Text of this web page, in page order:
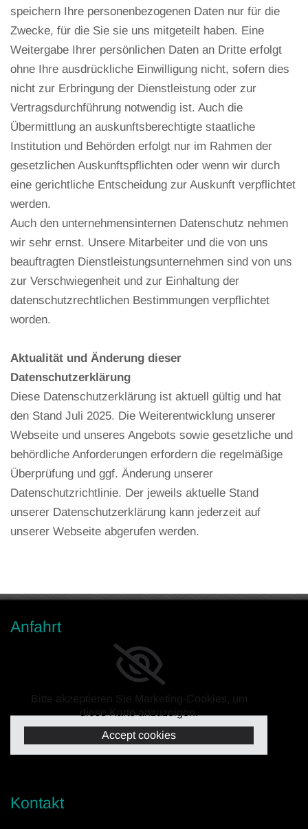
speichern Ihre personenbezogenen Daten nur für die
Zwecke, für die Sie sie uns mitgeteilt haben. Eine
Weitergabe Ihrer persönlichen Daten an Dritte erfolgt
ohne Ihre ausdrückliche Einwilligung nicht, sofern dies
nicht zur Erbringung der Dienstleistung oder zur
Vertragsdurchführung notwendig ist. Auch die
Übermittlung an auskunftsberechtigte staatliche
Institution und Behörden erfolgt nur im Rahmen der
gesetzlichen Auskunftspflichten oder wenn wir durch
eine gerichtliche Entscheidung zur Auskunft verpflichtet
werden.
Auch den unternehmensinternen Datenschutz nehmen
wir sehr ernst. Unsere Mitarbeiter und die von uns
beauftragten Dienstleistungsunternehmen sind von uns
zur Verschwiegenheit und zur Einhaltung der
datenschutzrechtlichen Bestimmungen verpflichtet
worden.
Aktualität und Änderung dieser
Datenschutzerklärung
Diese Datenschutzerklärung ist aktuell gültig und hat
den Stand Juli 2025. Die Weiterentwicklung unserer
Webseite und unseres Angebots sowie gesetzliche und
behördliche Anforderungen erfordern die regelmäßige
Überprüfung und ggf. Änderung unserer
Datenschutzrichtlinie. Der jeweils aktuelle Stand
unserer Datenschutzerklärung kann jederzeit auf
unserer Webseite abgerufen werden.
Anfahrt
Bitte akzeptieren Sie Marketing-Cookies, um
diese Karte anzuzeigen.
Accept cookies
Kontakt